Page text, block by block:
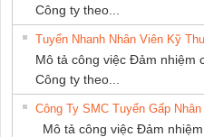
Công ty theo...
Tuyển Nhanh Nhân Viên Kỹ
Mô tả công việc Đảm nhiệm
Công ty theo...
Công Ty SMC Tuyển Gấp
Mô tả công việc Đảm